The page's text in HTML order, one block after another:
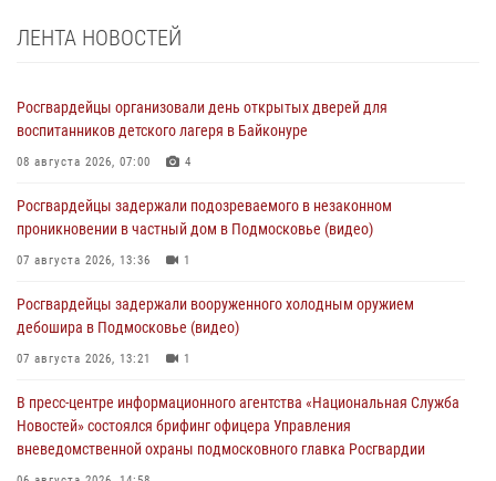
ЛЕНТА НОВОСТЕЙ
Росгвардейцы организовали день открытых дверей для
воспитанников детского лагеря в Байконуре
08 августа 2026, 07:00 4
Росгвардейцы задержали подозреваемого в незаконном
проникновении в частный дом в Подмосковье (видео)
07 августа 2026, 13:36 1
Росгвардейцы задержали вооруженного холодным оружием
дебошира в Подмосковье (видео)
07 августа 2026, 13:21 1
В пресс-центре информационного агентства «Национальная Служба
Новостей» состоялся брифинг офицера Управления
вневедомственной охраны подмосковного главка Росгвардии